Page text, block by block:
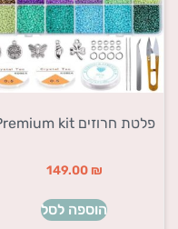
פלטת חרוזים Premium kit
149.00 ₪
הוספה לסל